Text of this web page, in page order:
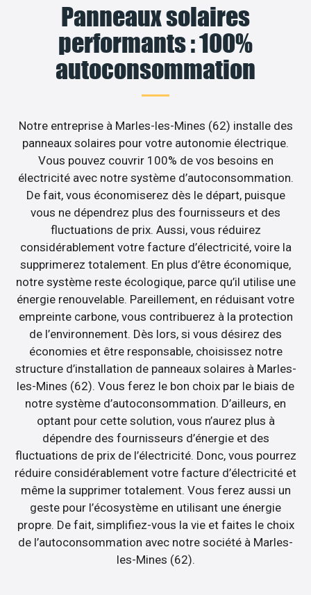
Panneaux solaires
performants : 100%
autoconsommation
Notre entreprise à Marles-les-Mines (62) installe des
panneaux solaires pour votre autonomie électrique.
Vous pouvez couvrir 100% de vos besoins en
électricité avec notre système d’autoconsommation.
De fait, vous économiserez dès le départ, puisque
vous ne dépendrez plus des fournisseurs et des
fluctuations de prix. Aussi, vous réduirez
considérablement votre facture d’électricité, voire la
supprimerez totalement. En plus d’être économique,
notre système reste écologique, parce qu’il utilise une
énergie renouvelable. Pareillement, en réduisant votre
empreinte carbone, vous contribuerez à la protection
de l’environnement. Dès lors, si vous désirez des
économies et être responsable, choisissez notre
structure d’installation de panneaux solaires à Marles-
les-Mines (62). Vous ferez le bon choix par le biais de
notre système d’autoconsommation. D’ailleurs, en
optant pour cette solution, vous n’aurez plus à
dépendre des fournisseurs d’énergie et des
fluctuations de prix de l’électricité. Donc, vous pourrez
réduire considérablement votre facture d’électricité et
même la supprimer totalement. Vous ferez aussi un
geste pour l’écosystème en utilisant une énergie
propre. De fait, simplifiez-vous la vie et faites le choix
de l’autoconsommation avec notre société à Marles-
les-Mines (62).